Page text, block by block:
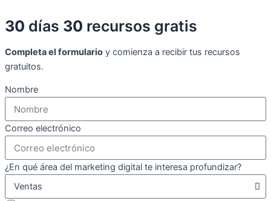
30 días 30 recursos gratis
Completa el formulario y comienza a recibir tus recursos
gratuitos.
Nombre
Correo electrónico
¿En qué área del marketing digital te interesa profundizar?